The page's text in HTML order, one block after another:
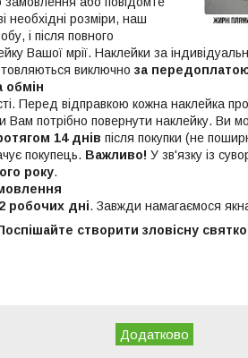
необхідні розміри, наш
і після повного
Вашої мрії. Наклейки за
виключно за
обмін
Перед відправкою кожна наклейка
Вам потрібно повернути наклейку. Ви
14 днів після покупки (не
покупець. Важливо! У зв'язку із
року.
робочих дні. Завжди намагаємося
створити зловісну
Додатково